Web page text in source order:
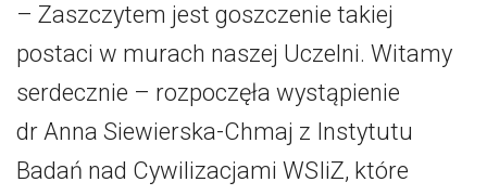
– Zaszczytem jest goszczenie takiej
postaci w murach naszej Uczelni. Witamy
serdecznie – rozpoczęła wystąpienie
dr Anna Siewierska-Chmaj z Instytutu
Badań nad Cywilizacjami WSIiZ, które